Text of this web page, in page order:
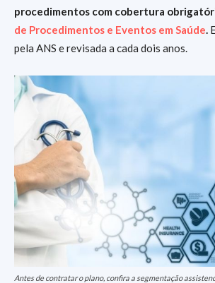
procedimentos com cobertura
de Procedimentos e Eventos em Saúde
pela ANS e revisada a cada dois anos.
Antes de contratar o plano, confira a segmentação